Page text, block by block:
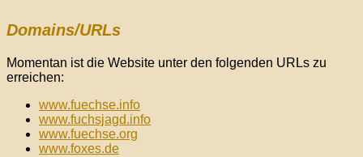
Domains/URLs
Momentan ist die Website unter den folgenden URLs zu
erreichen:
www.fuechse.info
www.fuchsjagd.info
www.fuechse.org
www.foxes.de